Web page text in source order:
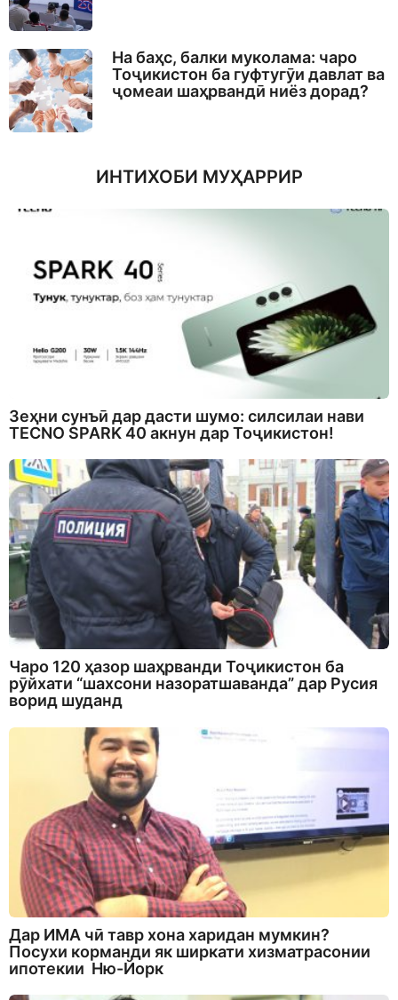
На баҳс, балки муколама: чаро
Тоҷикистон ба гуфтугӯи давлат ва
ҷомеаи шаҳрвандӣ ниёз дорад?
ИНТИХОБИ МУҲАРРИР
Зеҳни сунъӣ дар дасти шумо: силсилаи нави
TECNO SPARK 40 акнун дар Тоҷикистон!
Чаро 120 ҳазор шаҳрванди Тоҷикистон ба
рӯйхати “шахсони назоратшаванда” дар Русия
ворид шуданд
Дар ИМА чӣ тавр хона харидан мумкин?
Посухи корманди як ширкати хизматрасонии
ипотекии Ню-Йорк